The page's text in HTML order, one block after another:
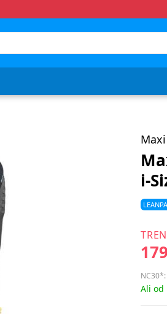
i-
NC30*:
Ali od